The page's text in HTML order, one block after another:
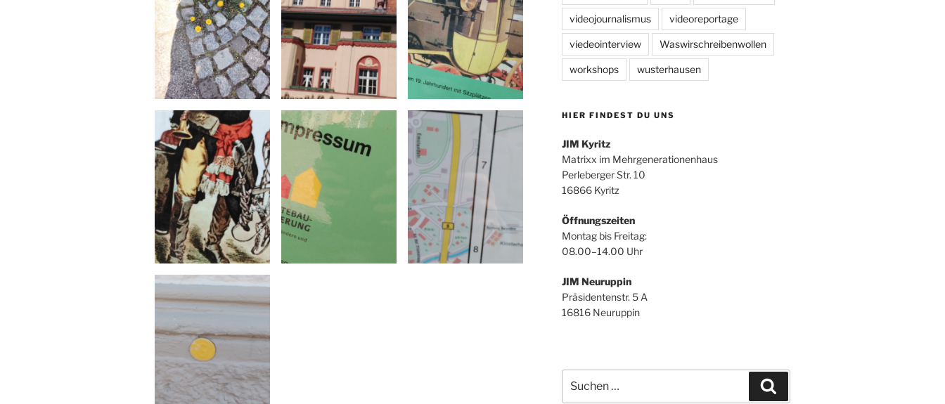
videojournalismus videoreportage
viedeointerview Waswirschreibenwollen
workshops wusterhausen
HIER FINDEST DU UNS
JIM Kyritz
Matrixx im Mehrgenerationenhaus
Perleberger Str. 10
16866 Kyritz
Öffnungszeiten
Montag bis Freitag:
08.00–14.00 Uhr
JIM Neuruppin
Präsidentenstr. 5 A
16816 Neuruppin
nach: